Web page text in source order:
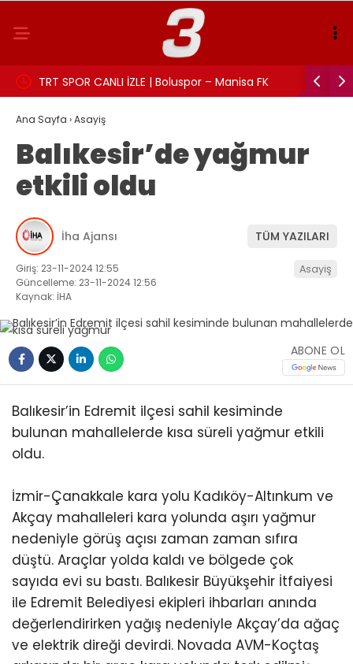
TRT SPOR CANLI İZLE | Boluspor – Manisa FK
maçı canlı yayın frekans ve izleme linki
Aslı
Ana Sayfa ›Asayiş
Balıkesir’de yağmur
etkili oldu
İha Ajansı TÜM YAZILARI
Giriş: 23-11-2024 12:55
Güncelleme: 23-11-2024 12:56
Kaynak: İHA
Asayiş
ABONE OL
Balıkesir’in Edremit ilçesi sahil kesiminde
bulunan mahallelerde kısa süreli yağmur etkili
oldu.
İzmir-Çanakkale kara yolu Kadıköy-Altınkum ve
Akçay mahalleleri kara yolunda aşırı yağmur
nedeniyle görüş açısı zaman zaman sıfıra
düştü. Araçlar yolda kaldı ve bölgede çok
sayıda evi su bastı. Balıkesir Büyükşehir İtfaiyesi
ile Edremit Belediyesi ekipleri ihbarları anında
değerlendirirken yağış nedeniyle Akçay’da ağaç
ve elektrik direği devirdi. Novada AVM-Koçtaş